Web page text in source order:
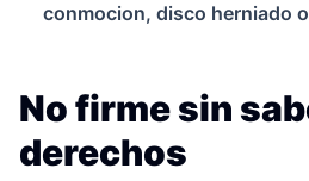
conmocion, disco herniado
No firme sin
derechos